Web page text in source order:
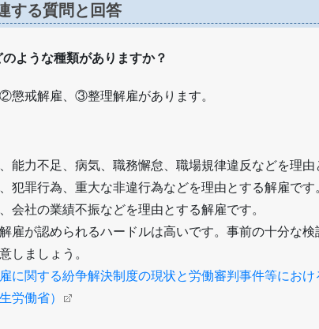
する質問と回答
ような種類がありますか？
戒解雇、③整理解雇があります。
能力不足、病気、職務懈怠、職場規律違反などを理由
犯罪行為、重大な非違行為などを理由とする解雇です
会社の業績不振などを理由とする解雇です。
雇が認められるハードルは高いです。事前の十分な
しましょう。
に関する紛争解決制度の現状と労働審判事件等にお
労働省）